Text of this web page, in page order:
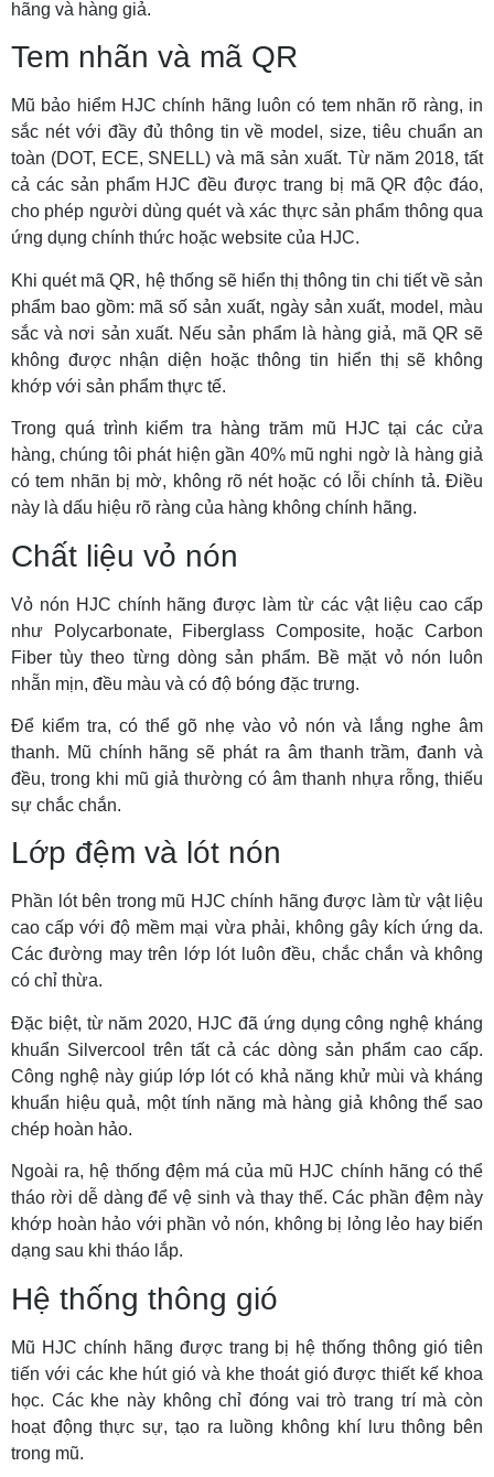
hãng và hàng giả.
Tem nhãn và mã QR
Mũ bảo hiểm HJC chính hãng luôn có tem nhãn rõ ràng, in
sắc nét với đầy đủ thông tin về model, size, tiêu chuẩn an
toàn (DOT, ECE, SNELL) và mã sản xuất. Từ năm 2018, tất
cả các sản phẩm HJC đều được trang bị mã QR độc đáo,
cho phép người dùng quét và xác thực sản phẩm thông qua
ứng dụng chính thức hoặc website của HJC.
Khi quét mã QR, hệ thống sẽ hiển thị thông tin chi tiết về sản
phẩm bao gồm: mã số sản xuất, ngày sản xuất, model, màu
sắc và nơi sản xuất. Nếu sản phẩm là hàng giả, mã QR sẽ
không được nhận diện hoặc thông tin hiển thị sẽ không
khớp với sản phẩm thực tế.
Trong quá trình kiểm tra hàng trăm mũ HJC tại các cửa
hàng, chúng tôi phát hiện gần 40% mũ nghi ngờ là hàng giả
có tem nhãn bị mờ, không rõ nét hoặc có lỗi chính tả. Điều
này là dấu hiệu rõ ràng của hàng không chính hãng.
Chất liệu vỏ nón
Vỏ nón HJC chính hãng được làm từ các vật liệu cao cấp
như Polycarbonate, Fiberglass Composite, hoặc Carbon
Fiber tùy theo từng dòng sản phẩm. Bề mặt vỏ nón luôn
nhẵn mịn, đều màu và có độ bóng đặc trưng.
Để kiểm tra, có thể gõ nhẹ vào vỏ nón và lắng nghe âm
thanh. Mũ chính hãng sẽ phát ra âm thanh trầm, đanh và
đều, trong khi mũ giả thường có âm thanh nhựa rỗng, thiếu
sự chắc chắn.
Lớp đệm và lót nón
Phần lót bên trong mũ HJC chính hãng được làm từ vật liệu
cao cấp với độ mềm mại vừa phải, không gây kích ứng da.
Các đường may trên lớp lót luôn đều, chắc chắn và không
có chỉ thừa.
Đặc biệt, từ năm 2020, HJC đã ứng dụng công nghệ kháng
khuẩn Silvercool trên tất cả các dòng sản phẩm cao cấp.
Công nghệ này giúp lớp lót có khả năng khử mùi và kháng
khuẩn hiệu quả, một tính năng mà hàng giả không thể sao
chép hoàn hảo.
Ngoài ra, hệ thống đệm má của mũ HJC chính hãng có thể
tháo rời dễ dàng để vệ sinh và thay thế. Các phần đệm này
khớp hoàn hảo với phần vỏ nón, không bị lỏng lẻo hay biến
dạng sau khi tháo lắp.
Hệ thống thông gió
Mũ HJC chính hãng được trang bị hệ thống thông gió tiên
tiến với các khe hút gió và khe thoát gió được thiết kế khoa
học. Các khe này không chỉ đóng vai trò trang trí mà còn
hoạt động thực sự, tạo ra luồng không khí lưu thông bên
trong mũ.